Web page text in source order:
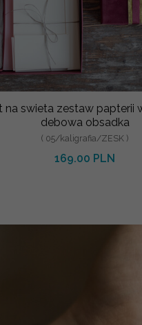
na swieta zestaw papterii
debowa obsadka
( 05/kaligrafia/ZESK )
169.00 PLN